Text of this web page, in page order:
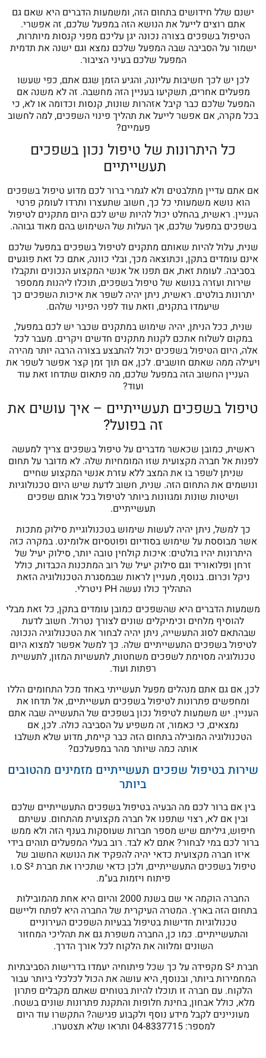
ישנם שלל חידושים בתחום הזה, ומשמעות הדברים היא שאם גם
אתם רוצים לייעל את הנושא הזה במפעל שלכם, זה אפשרי.
הטיפול בשפכים בצורה נכונה יגן עליכם מפני קנסות מיותרות,
ישמור על הסביבה שבה המפעל שלכם נמצא וגם ישנה את תדמית
המפעל שלכם בעיני הציבור.
לכן יש לכך חשיבות עליונה, והגיע הזמן שגם אתם, כפי שעשו
מפעלים אחרים, תשקיעו בעניין הזה מחשבה. זה לא משנה אם
המפעל שלכם כבר קיבל אזהרות שונות, קנסות וכדומה או לא, כי
בכל מקרה, אם אפשר לייעל את תהליך פינוי השפכים, למה לחשוב
פעמיים?
כל היתרונות של טיפול נכון בשפכים
תעשייתיים
אם אתם עדיין מתלבטים ולא לגמרי ברור לכם מדוע טיפול בשפכים
הוא נושא משמעותי כל כך, חשוב שתעצרו ותרדו לעומק פרטי
העניין. ראשית, בהחלט יכול להיות שיש לכם היום מתקנים לטיפול
בשפכים במפעל שלכם, אך העלות של השימוש בהם מאוד גבוהה.
שנית, עלול להיות שאותם מתקנים לטיפול בשפכים במפעל שלכם
אינם עומדים בתקן, וכתוצאה מכך, ובלי כוונה, אתם כל זאת פוגעים
בסביבה. לעומת זאת, אם תפנו אל אנשי המקצוע הנכונים ותקבלו
שירות ועזרה בנושא של טיפול בשפכים, תוכלו ליהנות ממספר
יתרונות בולטים. ראשית, ניתן יהיה לשפר את איכות השפכים כך
שיעמדו בתקנים, וזאת עוד לפני הפינוי שלהם.
שנית, ככל הניתן, יהיה שימוש במתקנים שכבר יש לכם במפעל,
במקום לשלוח אתכם לקנות מתקנים חדשים ויקרים. מעבר לכל
אלה, היום הטיפול בשפכים יכול להתבצע בצורה הרבה יותר מהירה
ויעילה ממה שאתם חושבים. לכן, אם תוך זמן קצר אפשר לשפר את
העניין החשוב הזה במפעל שלכם, מה פתאום שתדחו זאת עוד
ועוד?
טיפול בשפכים תעשייתיים – איך עושים את
זה בפועל?
ראשית, כמובן שכאשר מדברים על טיפול בשפכים צריך למעשה
לפנות אל חברה מקצועית שזו המומחיות שלה. לא מדובר על תחום
שניתן לשפר בו את המצב ללא עזרת אנשי המקצוע שחיים
ונושמים את התחום הזה. שנית, חשוב לדעת שיש היום טכנולוגיות
ושיטות שונות ומגוונות ביותר לטיפול בכל אותם שפכים
תעשייתיים.
כך למשל, ניתן יהיה לעשות שימוש בטכנולוגיית סילוק מתכות
אשר מבוססת על שימוש בסודיום ופוטסיום אלומינט. במקרה כזה
היתרונות יהיו בולטים: איכות קולחין טובה יותר, סילוק יעיל של
זרחן ופלואוריד וגם סילוק יעיל של רוב המתכנות הכבדות, כולל
ניקל וכרום. בנוסף, מעניין לראות שבמסגרת הטכנולוגיה הזאת
התהליך כולו נעשה PH ניטרלי.
משמעות הדברים היא שהשפכים כמובן עומדים בתקן, כל זאת מבלי
להוסיף מלחים וכימיקלים שונים לצורך נטרול. חשוב לדעת
שבהתאם לסוג התעשייה, ניתן יהיה לבחור את הטכנולוגיה הנכונה
לטיפול בשפכים התעשייתיים שלה. כך למשל אפשר למצוא היום
טכנולוגיה מסוימת לשפכים משחטות, לתעשיות המזון, לתעשיית
רפתות ועוד.
לכן, אם גם אתם מנהלים מפעל תעשייתי באחד מכל התחומים הללו
ומחפשים פתרונות לטיפול בשפכים תעשייתיים, אל תדחו את
העניין. יש משמעות לטיפול נכון בשפכים של התעשייה שבה אתם
נמצאים, כי כאמור, זה משפיע על הסביבה כולה. לכן, אם
הטכנולוגיה המובילה בתחום הזה כבר קיימת, מדוע שלא תשלבו
אותה כמה שיותר מהר במפעלכם?
שירות בטיפול שפכים תעשייתיים מזמינים מהטובים
ביותר
בין אם ברור לכם מה הבעיה בטיפול בשפכים התעשייתיים שלכם
ובין אם לא, רצוי שתפנו אל חברה מקצועית מהתחום. עשיתם
חיפוש, גיליתם שיש מספר חברות שעוסקות בענף הזה ולא ממש
ברור לכם במי לבחור? אתם לא לבד. רוב בעלי המפעלים תוהים בידי
איזו חברה מקצועית כדאי יהיה להפקיד את הנושא החשוב של
טיפול בשפכים התעשייתיים, ולכן כדאי שתכירו את חברת S² ס.ו
פיתוח ויזמות בע"מ.
החברה הוקמה אי שם בשנת 2000 והיום היא אחת מהמובילות
בתחום הזה בארץ. המטרה העיקרית של החברה היא לפתח וליישם
טכנולוגיות חדישות בטיפול בבעיות השפכים העירוניים
והתעשייתיים. כמו כן, החברה משפרת גם את תהליכי המחזור
השונים ומלווה את הלקוח לכל אורך הדרך.
חברת S² מקפידה על כך שכל פיתוחיה יעמדו בדרישות הסביבתיות
המחמירות ביותר, ובנוסף, היא עושה את הכול לכלכלי ביותר עבור
הלקוח. עם חברה זו תוכלו להיות בטוחים שאתם מקבלים פתרון
מלא, כולל אבחון, בחינת חלופות והתקנת פתרונות שונים בשטח.
מעוניינים לקבל מידע נוסף ולקבוע פגישה? התקשרו עוד היום
למספר: 04-8337715 ותראו שלא תצטערו.